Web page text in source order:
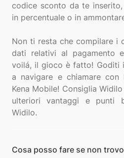
codice sconto da te
in percentuale o in
Non ti resta che compilare i
dati relativi al pagamento
voilá, il gioco è fatto! Goditi
a navigare e chiamare
Kena Mobile! Consiglia
ulteriori vantaggi e punti
Cosa posso fare se non